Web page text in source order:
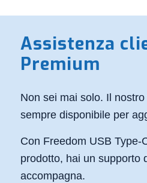
Assistenza
Premium
Non sei mai solo. Il
sempre disponibile per
Con Freedom USB Type-
prodotto, hai un supporto
accompagna.